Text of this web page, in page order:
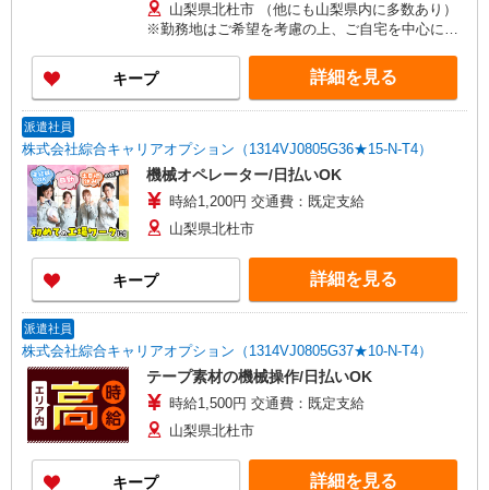
山梨県北杜市 （他にも山梨県内に多数あり）
※勤務地はご希望を考慮の上、ご自宅を中心に通
し）
キープ 詳細を見る
派遣社員
株式会社綜合キャリアオプション（1314VJ0805G36★15-N-T4）
機械オペレーター/日払いOK
時給1,200円 交通費：既定支給
山梨県北杜市
キープ 詳細を見る
派遣社員
株式会社綜合キャリアオプション（1314VJ0805G37★10-N-T4）
テープ素材の機械操作/日払いOK
時給1,500円 交通費：既定支給
山梨県北杜市
キープ 詳細を見る